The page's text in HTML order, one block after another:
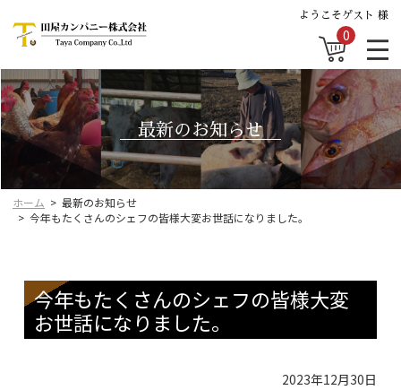
ようこそゲスト 様
0
最新のお知らせ
ホーム
最新のお知らせ
今年もたくさんのシェフの皆様大変お世話になりました。
今年もたくさんのシェフの皆様大変
お世話になりました。
2023年12月30日